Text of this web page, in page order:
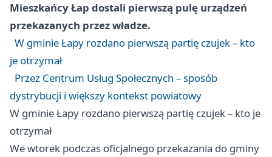
Mieszkańcy Łap dostali pierwszą pulę urządzeń
przekazanych przez władze.
W gminie Łapy rozdano pierwszą partię czujek – kto
je otrzymał
Przez Centrum Usług Społecznych – sposób
dystrybucji i większy kontekst powiatowy
W gminie Łapy rozdano pierwszą partię czujek – kto je
otrzymał
We wtorek podczas oficjalnego przekazania do gminy